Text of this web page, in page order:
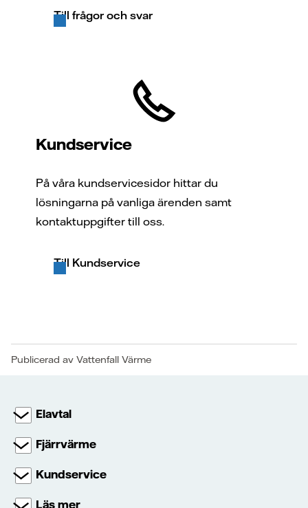
Till frågor och svar
Kundservice
På våra kundservicesidor hittar du
lösningarna på vanliga ärenden samt
kontaktuppgifter till oss.
Till Kundservice
Publicerad av Vattenfall Värme
Elavtal
Fjärrvärme
Kundservice
Läs mer